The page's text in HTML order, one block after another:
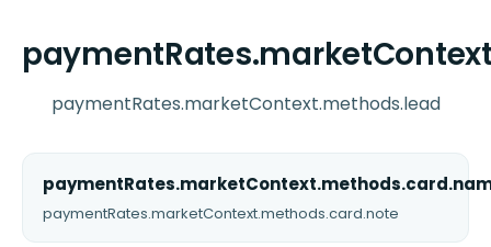
paymentRates.marketContext.methods.lead
paymentRates.marketContext.methods.card.note